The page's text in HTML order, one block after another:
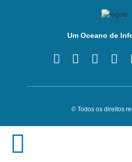
Um Oceano de
© Todos os direitos